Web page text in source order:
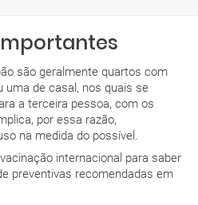
são geralmente quartos com
uma de casal, nos quais se
a terceira pessoa, com os
por essa razão,
na medida do possível.
internacional para saber
preventivas recomendadas em